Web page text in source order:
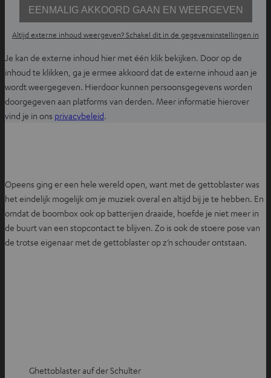
EENMALIG AKKOORD GAAN EN WEERGEVEN
Altijd externe inhoud weergeven? Schakel dit in de gegevensinstellingen in
Je kan de externe inhoud hier met één klik bekijken. Door op de
inhoud te klikken, ga je ermee akkoord dat de externe inhoud aan je
wordt weergegeven. Hierdoor kunnen persoonsgegevens worden
doorgegeven aan platforms van derden. Meer informatie hierover
vind je in ons privacybeleid
i
n
n
i
e
.
Opeens ging er een hele wereld open, want met de gettoblaster was
het eindelijk mogelijk om je muziek overal en altijd bij je te hebben. En
omdat de boombox ook op batterijen draaide, hoefde je niet meer in
de buurt van een stopcontact te blijven. Zo is ook de stoere pose van
de trotse eigenaar met de gettoblaster op z’n schouder ontstaan.
Ghettoblaster auf der Schulter